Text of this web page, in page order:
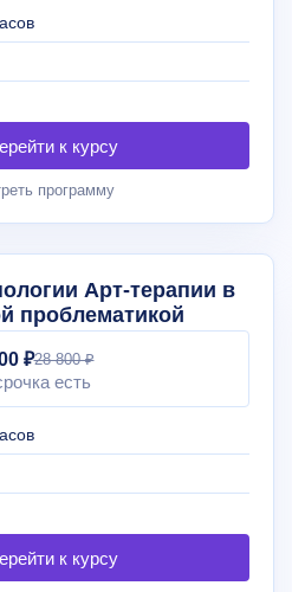
программу
Арт-терапии в
проблематикой
₽28 800 ₽
есть